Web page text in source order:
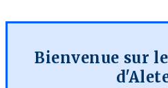
Bienvenue sur